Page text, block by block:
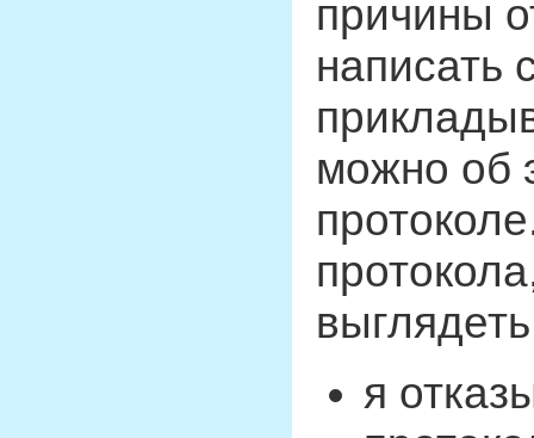
причины
написать
можно об
я